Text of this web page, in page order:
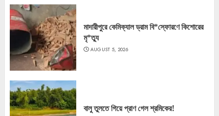
মাদারীপুরে কেমিক্যাল ড্রাম বি*স্ফোরণে কিশোরের
মৃ*ত্যু
AUGUST 5, 2026
বালু তুলতে গিয়ে প্রাণ গেল শ্রমিকের!